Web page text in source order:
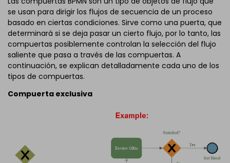
se usan para dirigir los flujos de secuencia de un proceso
basado en ciertas condiciones. Sirve como una puerta, que
determinará si se deja pasar un cierto flujo, por lo tanto, las
compuertas posiblemente controlan la selección del flujo
saliente que pasa a través de las compuertas. A
continuación, se explican detalladamente cada uno de los
tipos de compuertas.
Compuerta exclusiva